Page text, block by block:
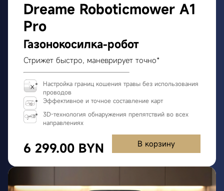
Dreame Roboticmower A1
Pro
Газонокосилка-робот
Стрижет быстро, маневрирует точно*
Настройка границ кошения травы без использования
проводов
Эффективное и точное составление карт
3D-технология обнаружения препятствий во всех
направлениях
6 299.00 BYN В корзину